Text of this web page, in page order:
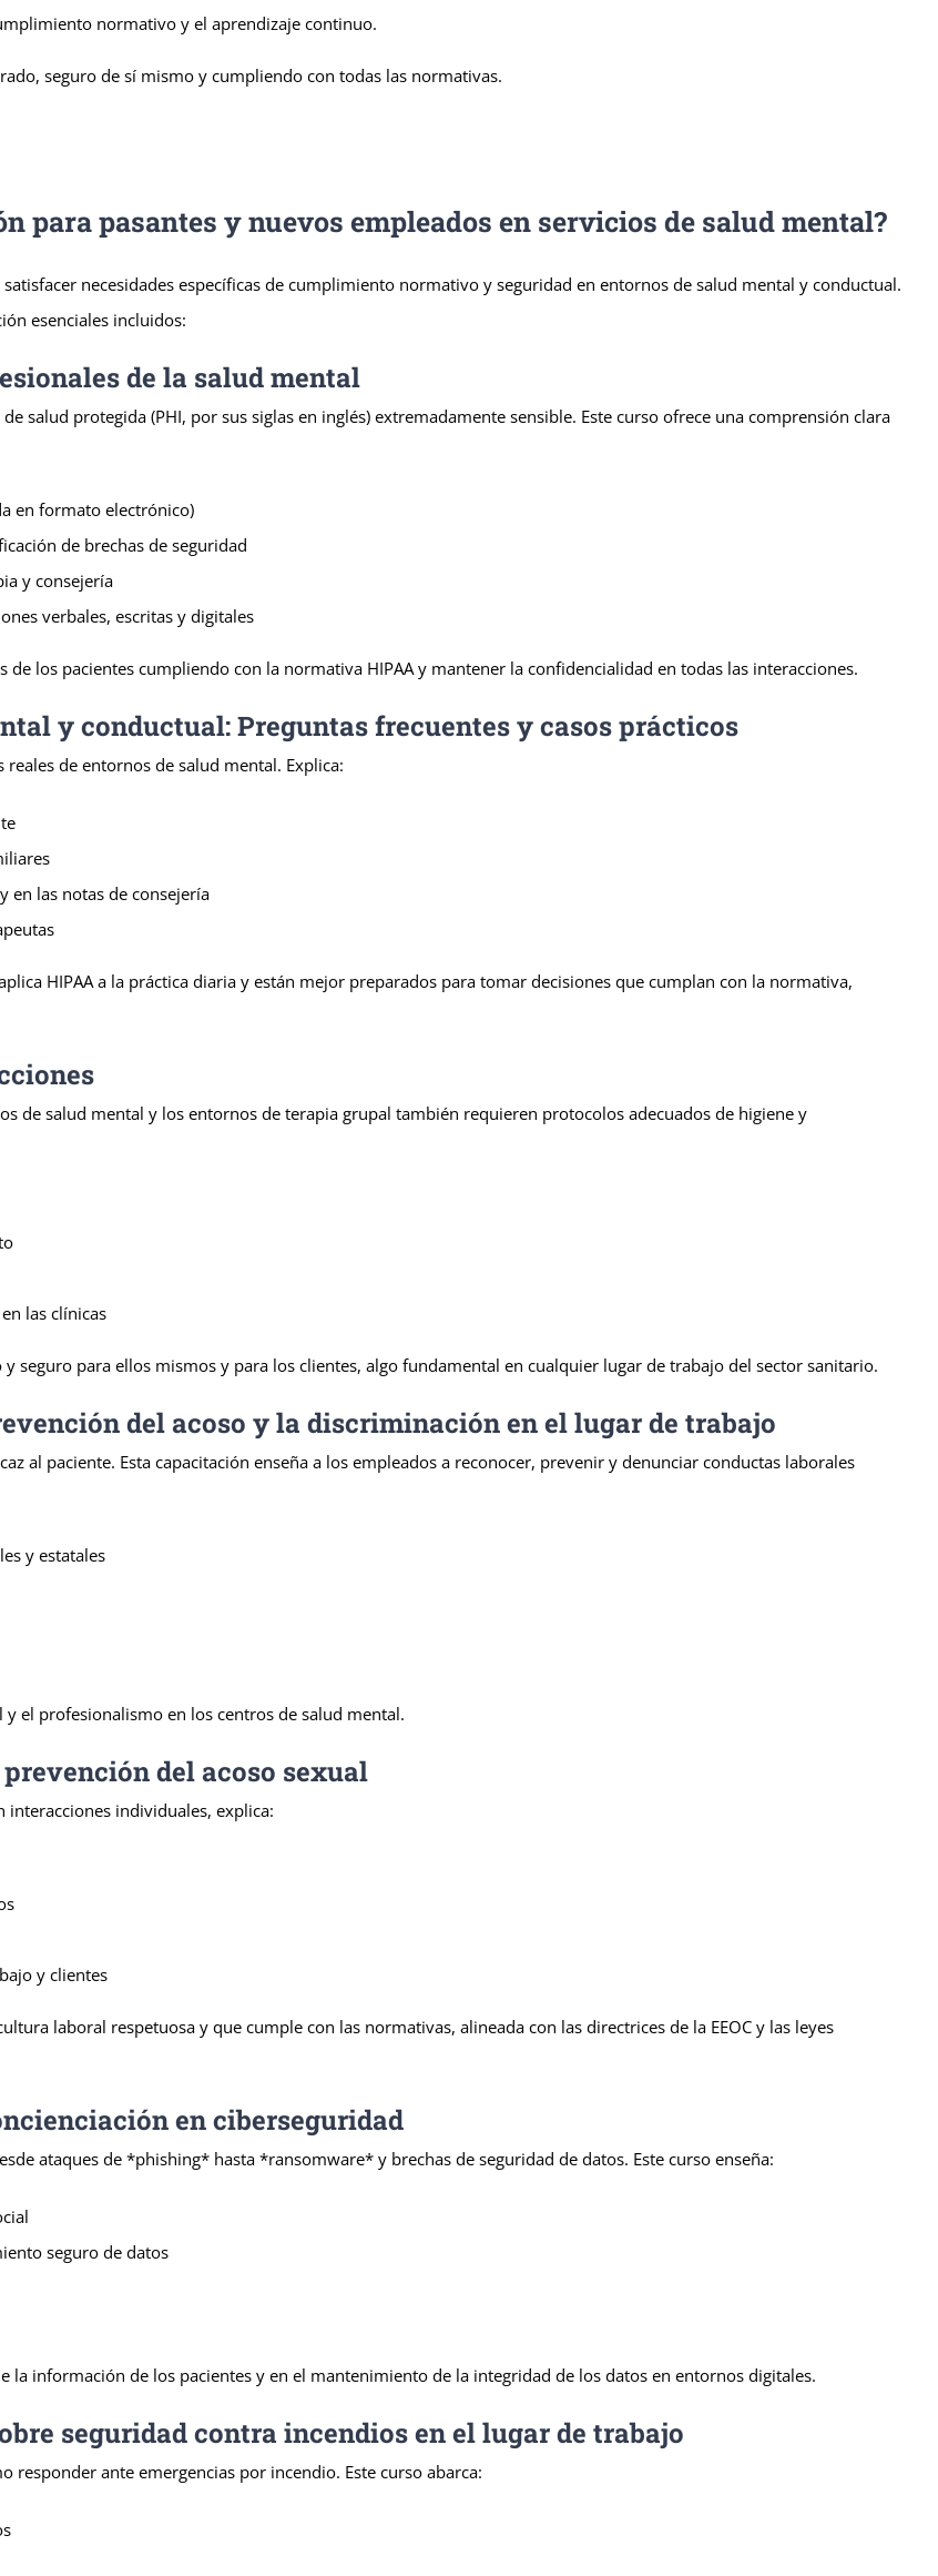
normativo y el aprendizaje continuo.
seguro de sí mismo y cumpliendo con todas las normativas.
para pasantes y nuevos empleados en servicios de salud mental?
necesidades específicas de cumplimiento normativo y seguridad en entornos de salud mental y conductual.
esenciales incluidos:
de la salud mental
salud protegida (PHI, por sus siglas en inglés) extremadamente sensible. Este curso ofrece una comprensión clara
en formato electrónico)
de brechas de seguridad
y consejería
verbales, escritas y digitales
los pacientes cumpliendo con la normativa HIPAA y mantener la confidencialidad en todas las interacciones.
y conductual: Preguntas frecuentes y casos prácticos
de entornos de salud mental. Explica:
en las notas de consejería
HIPAA a la práctica diaria y están mejor preparados para tomar decisiones que cumplan con la normativa,
de salud mental y los entornos de terapia grupal también requieren protocolos adecuados de higiene y
las clínicas
seguro para ellos mismos y para los clientes, algo fundamental en cualquier lugar de trabajo del sector sanitario.
del acoso y la discriminación en el lugar de trabajo
al paciente. Esta capacitación enseña a los empleados a reconocer, prevenir y denunciar conductas laborales
y estatales
el profesionalismo en los centros de salud mental.
del acoso sexual
interacciones individuales, explica:
y clientes
laboral respetuosa y que cumple con las normativas, alineada con las directrices de la EEOC y las leyes
en ciberseguridad
ataques de *phishing* hasta *ransomware* y brechas de seguridad de datos. Este curso enseña:
seguro de datos
la información de los pacientes y en el mantenimiento de la integridad de los datos en entornos digitales.
seguridad contra incendios en el lugar de trabajo
responder ante emergencias por incendio. Este curso abarca: